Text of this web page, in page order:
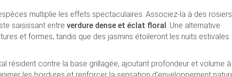
multiplie les effets spectaculaires. Associez-la à des rosiers
saisissant entre verdure dense et éclat floral. Une alternative
et formes, tandis que des jasmins étoileront les nuits estivales
résident contre la base grillagée, ajoutant profondeur et volume à